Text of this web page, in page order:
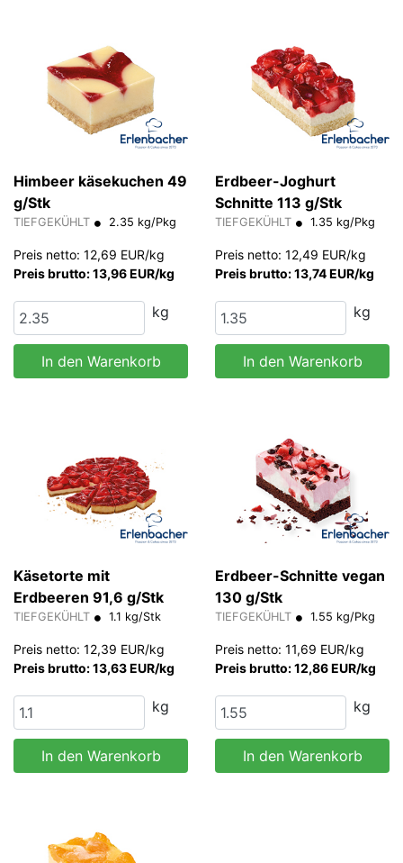
Himbeer käsekuchen 49
g/Stk
TIEFGEKÜHLT 2.35 kg/Pkg
Preis netto: 12,69 EUR/kg
Preis brutto: 13,96 EUR/kg
kg
In den Warenkorb
Erdbeer-Joghurt
Schnitte 113 g/Stk
TIEFGEKÜHLT 1.35 kg/Pkg
Preis netto: 12,49 EUR/kg
Preis brutto: 13,74 EUR/kg
kg
In den Warenkorb
Käsetorte mit
Erdbeeren 91,6 g/Stk
TIEFGEKÜHLT 1.1 kg/Stk
Preis netto: 12,39 EUR/kg
Preis brutto: 13,63 EUR/kg
kg
In den Warenkorb
Erdbeer-Schnitte vegan
130 g/Stk
TIEFGEKÜHLT 1.55 kg/Pkg
Preis netto: 11,69 EUR/kg
Preis brutto: 12,86 EUR/kg
kg
In den Warenkorb